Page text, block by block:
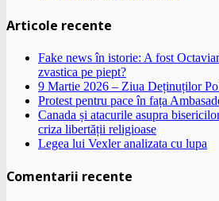
Articole recente
Fake news în istorie: A fost
zvastica pe piept?
9 Martie 2026 – Ziua Deținuților
Protest pentru pace în fața
Canada și atacurile asupra
criza libertății religioase
Legea lui Vexler analizata cu lupa
Comentarii recente